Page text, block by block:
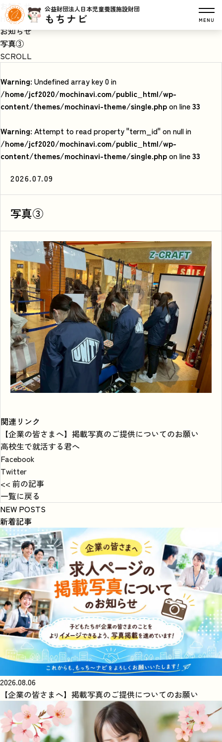
公益財団法人日本児童養護施設財団
もちナビ MENU
お知らせ
HOME
お知らせ
写真③
SCROLL
Warning: Undefined array key 0 in
/home/jcf2020/mochinavi.com/public_html/wp-
content/themes/mochinavi-theme/single.phpon line33
Warning: Attempt to read property "term_id" on null in
/home/jcf2020/mochinavi.com/public_html/wp-
content/themes/mochinavi-theme/single.phpon line33
2026.07.09
写真③
関連リンク
【企業の皆さまへ】掲載写真のご提供についてのお願い
高校生で就活する君へ
Facebook
Twitter
<< 前の記事
一覧に戻る
NEW POSTS
新着記事
2026.08.06
【企業の皆さまへ】掲載写真のご提供についてのお願い